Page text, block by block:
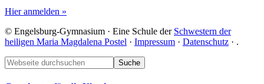
Hier anmelden »
© Engelsburg-Gymnasium · Eine Schule der Schwestern der
heiligen Maria Magdalena Postel · Impressum · Datenschutz · .
Footer
Webseite
durchsuchen